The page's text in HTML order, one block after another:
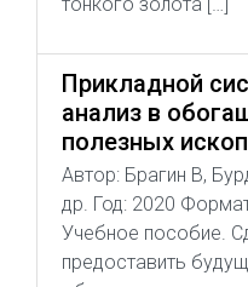
Прикладной
анализ в
полезных
Автор: Брагин В,
др. Год: 2020
Учебное пособие.
предоставить